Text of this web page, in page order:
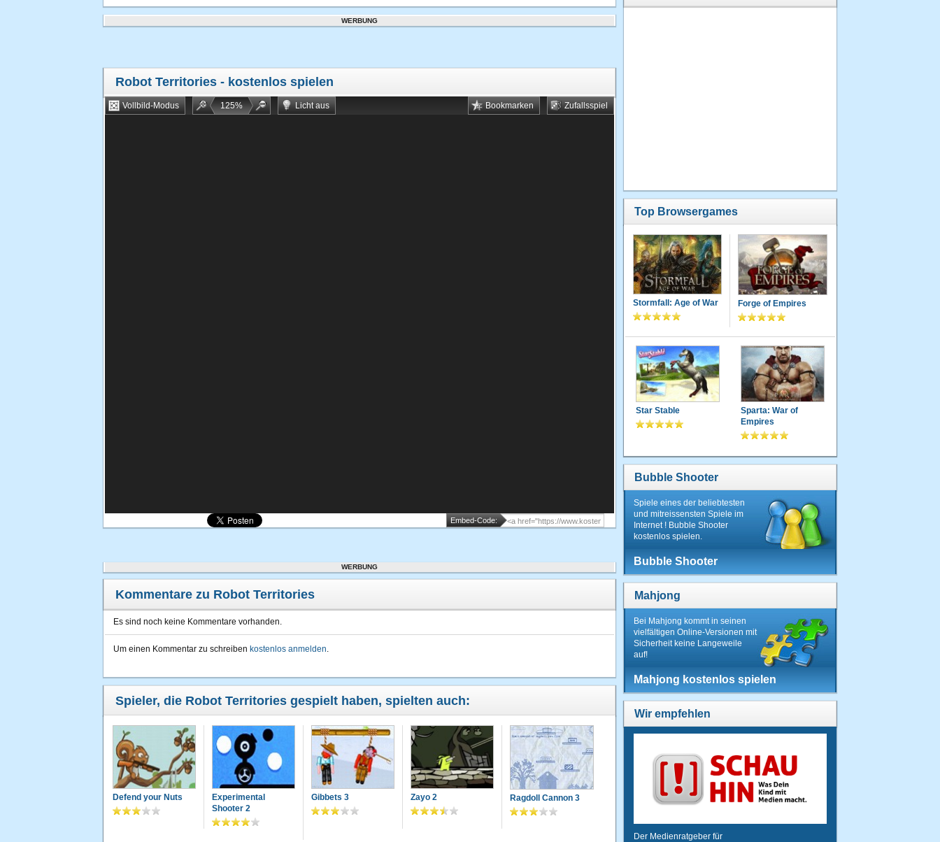
WERBUNG
Robot Territories - kostenlos spielen
Vollbild-Modus 125% Licht aus Zufallsspiel
Bookmarken
Embed-Code:
WERBUNG
Kommentare zu Robot Territories
Es sind noch keine Kommentare vorhanden.
Um einen Kommentar zu schreiben kostenlos anmelden.
Spieler, die Robot Territories gespielt haben, spielten auch:
Defend your Nuts
Experimental
Shooter 2
Gibbets 3 Zayo 2 Ragdoll Cannon 3
Top Browsergames
Stormfall: Age of War Forge of Empires
Star Stable
Sparta: War of
Empires
Bubble Shooter
Spiele eines der beliebtesten
und mitreissensten Spiele im
Internet ! Bubble Shooter
kostenlos spielen.
Bubble Shooter
Mahjong
Bei Mahjong kommt in seinen
vielfältigen Online-Versionen mit
Sicherheit keine Langeweile
auf!
Mahjong kostenlos spielen
Wir empfehlen
Der Medienratgeber für